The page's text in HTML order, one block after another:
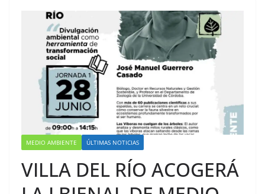
MEDIO AMBIENTE ÚLTIMAS NOTICIAS
VILLA DEL RÍO ACOGERÁ